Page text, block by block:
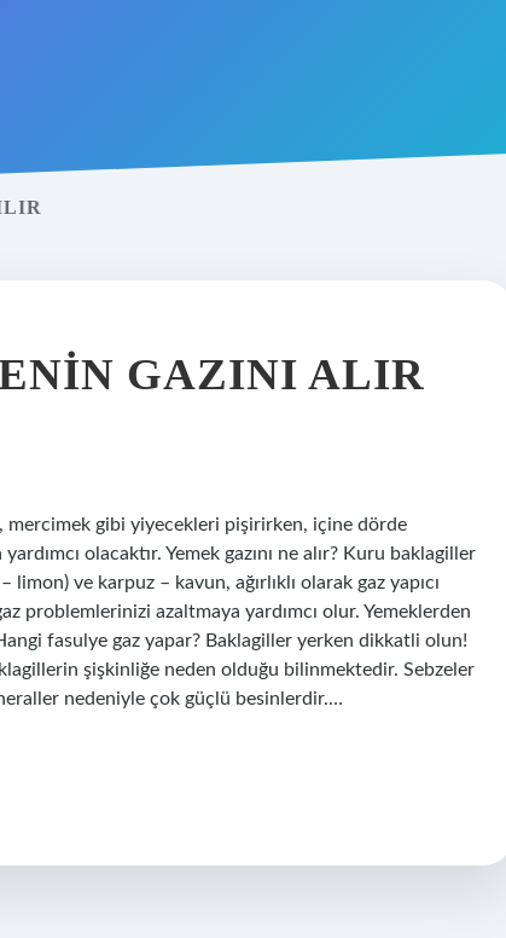
GAZINI ALIR
mercimek gibi yiyecekleri pişirirken, içine dörde
olacaktır. Yemek gazını ne alır? Kuru baklagiller
ve karpuz – kavun, ağırlıklı olarak gaz yapıcı
problemlerinizi azaltmaya yardımcı olur. Yemeklerden
fasulye gaz yapar? Baklagiller yerken dikkatli olun!
şişkinliğe neden olduğu bilinmektedir. Sebzeler
nedeniyle çok güçlü besinlerdir.…